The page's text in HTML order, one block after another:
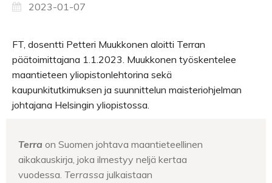
2023-01-07
FT, dosentti Petteri Muukkonen aloitti Terran
päätoimittajana 1.1.2023. Muukkonen työskentelee
maantieteen yliopistonlehtorina sekä
kaupunkitutkimuksen ja suunnittelun maisteriohjelman
johtajana Helsingin yliopistossa.
Terra on Suomen johtava maantieteellinen
aikakauskirja, joka ilmestyy neljä kertaa
vuodessa. Terrassa julkaistaan